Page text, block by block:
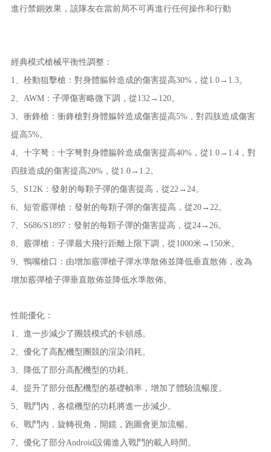
進行禁錮效果，該隊友在當前局不可再進行任何操作和行動
經典模式槍械平衡性調整：
1、栓動狙擊槍：對身體軀幹造成的傷害提高30%，從1.0→1.3。
2、AWM：子彈傷害略微下調，從132→120。
3、衝鋒槍：衝鋒槍對身體軀幹造成傷害提高5%，對四肢造成傷害
提高5%。
4、十字弩：十字弩對身體軀幹造成傷害提高40%，從1.0→1.4，對
四肢造成的傷害提高20%，從1.0→1.2。
5、S12K：發射的每顆子彈的傷害提高，從22→24。
6、短管霰彈槍：發射的每顆子彈的傷害提高，從20→22。
7、S686/S1897：發射的每顆子彈的傷害提高，從24→26。
8、霰彈槍：子彈最大飛行距離上限下調，從1000米→150米。
9、鴨嘴槍口：由增加霰彈槍子彈水準散佈並降低垂直散佈，改為
增加霰彈槍子彈垂直散佈並降低水準散佈。
性能優化：
1、進一步減少了團競模式的卡頓感。
2、優化了高配機型團競的渲染消耗。
3、降低了部分高配機型的功耗。
4、提升了部分低配機型的基礎幀率，增加了體驗流暢度。
5、戰鬥內，各檔機型的功耗將進一步減少。
6、戰鬥內，旋轉視角，開鏡，跑圖會更加流暢。
7、優化了部分Android設備進入戰鬥的載入時間。